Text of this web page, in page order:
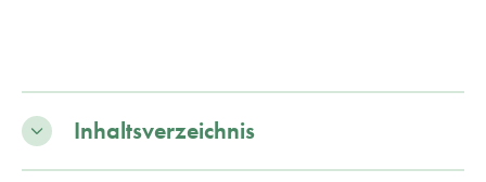
Inhaltsverzeichnis